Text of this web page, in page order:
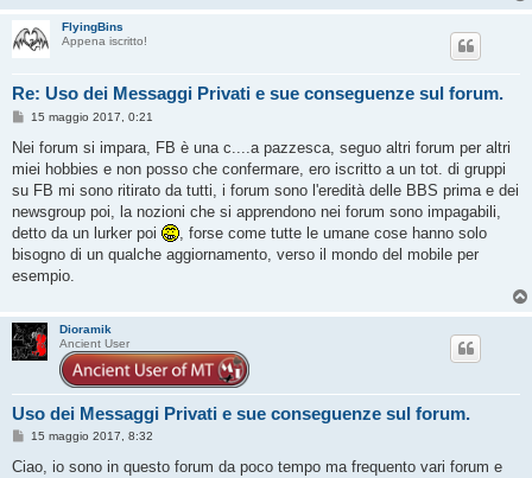
FlyingBins
Appena iscritto!
Re: Uso dei Messaggi Privati e sue conseguenze sul forum.
M
s
a
g
i
o
15 maggio 2017, 0:21
Nei forum si impara, FB è una c....a pazzesca, seguo altri forum per altri
miei hobbies e non posso che confermare, ero iscritto a un tot. di gruppi
su FB mi sono ritirato da tutti, i forum sono l'eredità delle BBS prima e dei
newsgroup poi, la nozioni che si apprendono nei forum sono impagabili,
detto da un lurker poi
, forse come tutte le umane cose hanno solo
bisogno di un qualche aggiornamento, verso il mondo del mobile per
esempio.
Dioramik
Ancient User
Uso dei Messaggi Privati e sue conseguenze sul forum.
M
s
15 maggio 2017, 8:32
Ciao, io sono in questo forum da poco tempo ma frequento vari forum e